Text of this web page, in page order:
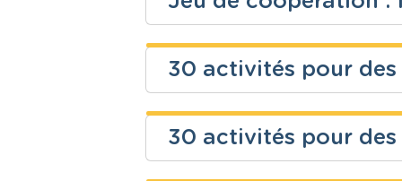
Secondaire Français
Fondamental Ressources
30 activités pour des
30 activités pour des